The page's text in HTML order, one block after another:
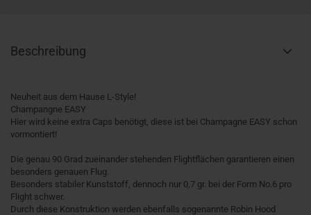
Beschreibung
Neuheit aus dem Hause L-Style!
Champangne EASY
Hier wird keine extra Caps benötigt, diese ist bei Champagne EASY schon
vormontiert!
Die genau 90 Grad zueinander stehenden Flightflächen garantieren einen
besonders genauen Flug.
Besonders stabiler Kunststoff, dennoch nur 0,7 gr. bei der Form No.6 pro
Flight schwer.
Durch diese Konstruktion werden ebenfalls sogenannte Robin Hood